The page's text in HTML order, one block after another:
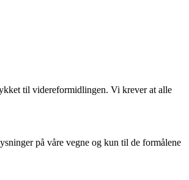
til videreformidlingen. Vi krever at alle
på våre vegne og kun til de formålene